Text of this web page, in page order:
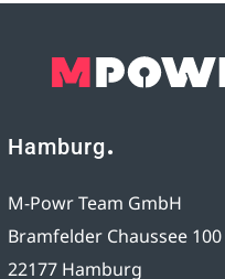
Hamburg
M-Powr Team GmbH
Bramfelder Chaussee 100
22177 Hamburg